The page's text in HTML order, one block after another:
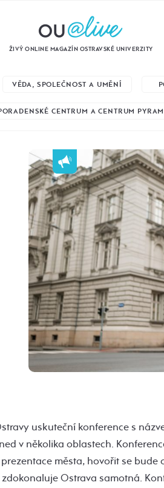
ŽIVÝ ONLINE MAGAZÍN OSTRAVSKÉ UNIVERZITY
VĚDA, SPOLEČNOST A UMĚNÍ
CENTRUM A CENTRUM
uskuteční konference s
v několika oblastech.
města, hovořit se bude
Ostrava samotná.